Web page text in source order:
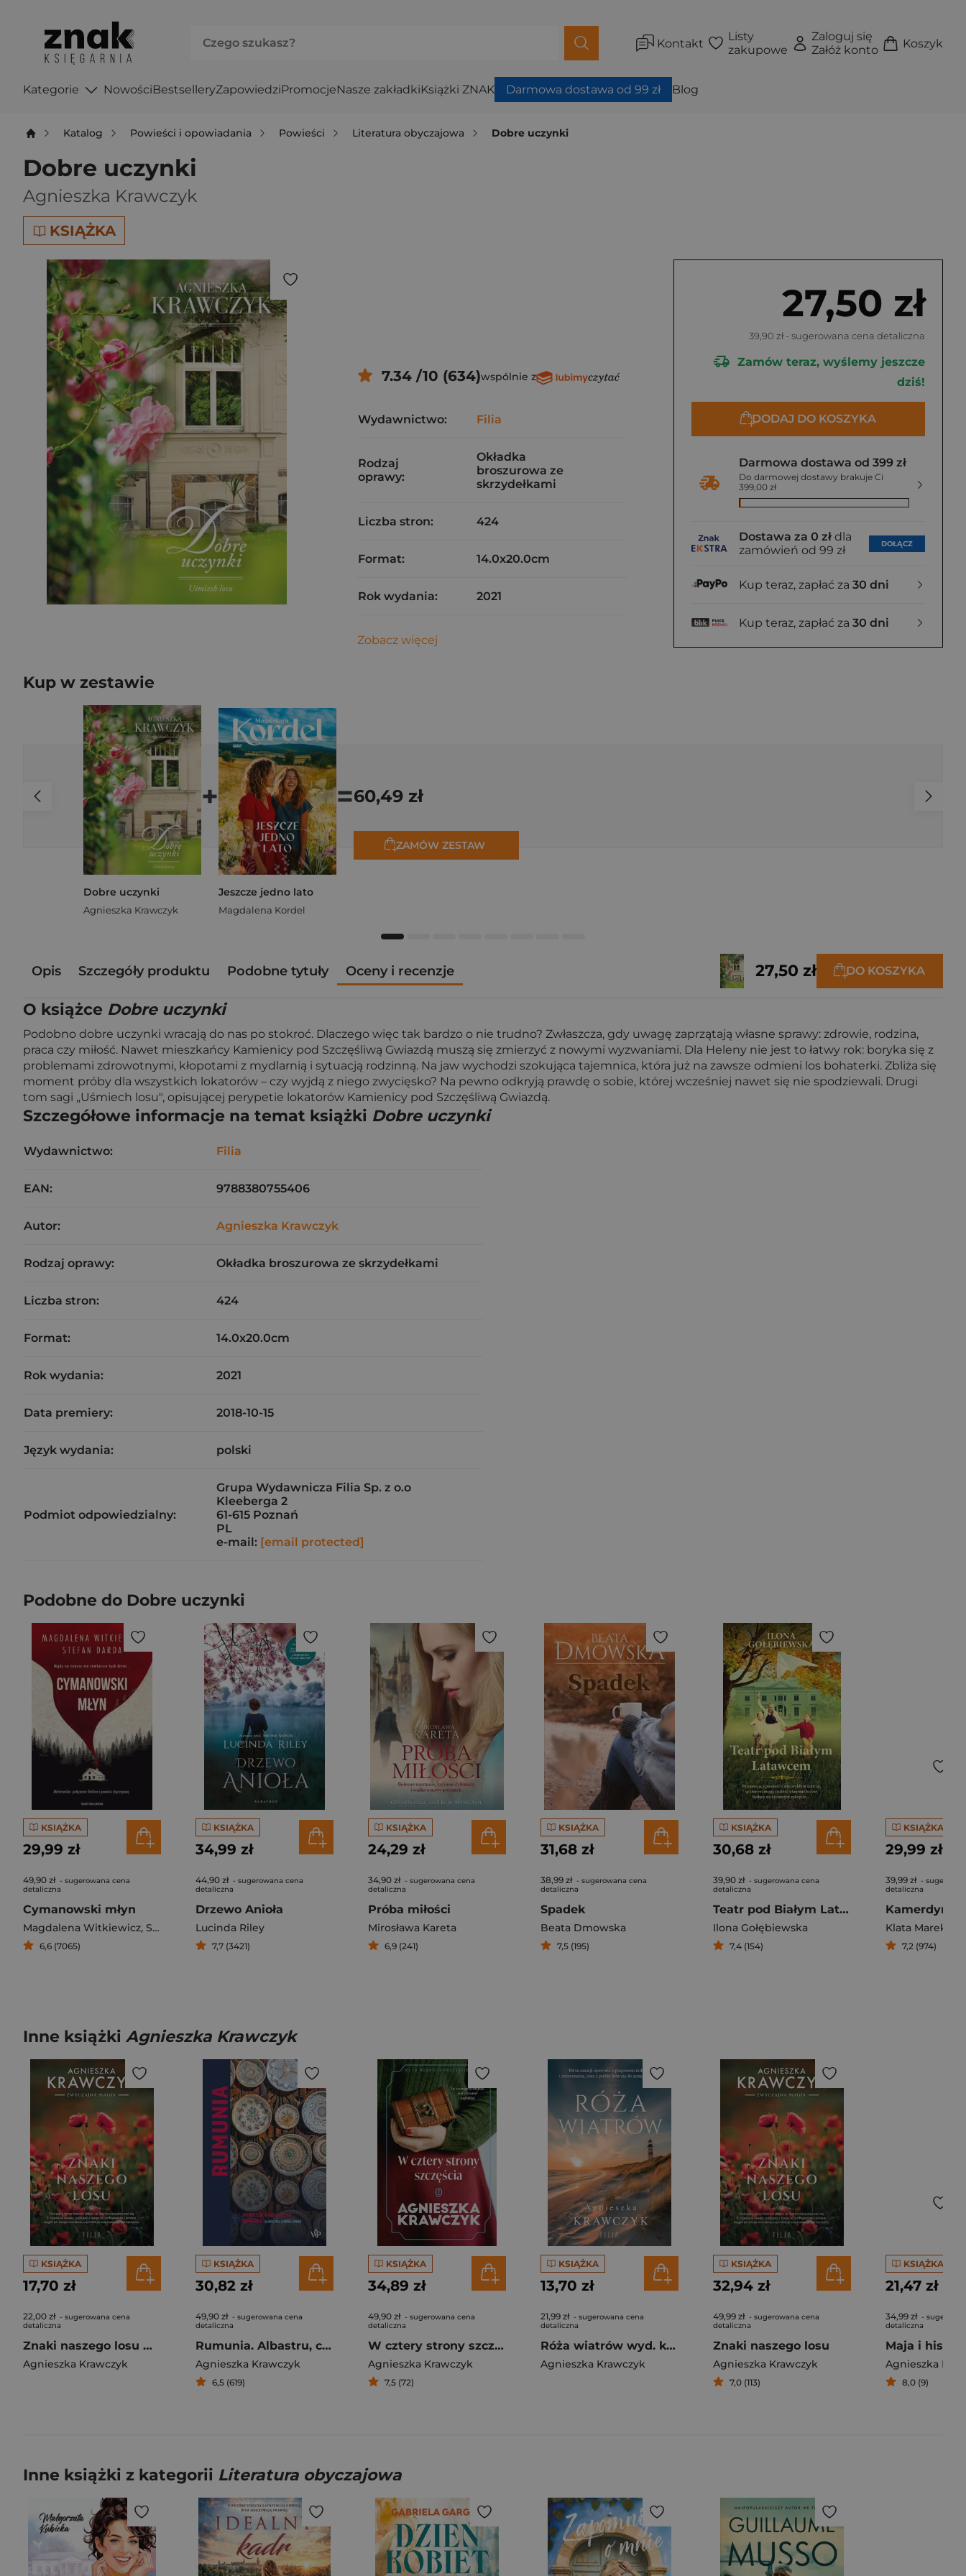
Kontakt
Listy
zakupowe
Zaloguj się
Załóż konto
Koszyk
Kategorie NowościBestselleryZapowiedziPromocjeNasze zakładkiKsiążki ZNAK Darmowa dostawa od 99 zł Blog
Katalog Powieści i opowiadania Powieści Literatura obyczajowa Dobre uczynki
Dobre uczynki
Agnieszka Krawczyk
KSIĄŻKA
27,50 zł
39,90 zł - sugerowana cena detaliczna
Zamów teraz, wyślemy jeszcze
dziś!
DODAJ DO KOSZYKA
Darmowa dostawa od 399 zł
Do darmowej dostawy brakuje Ci
399,00 zł
Dostawa za 0 zł dla
zamówień od 99 zł
DOŁĄCZ
Kup teraz, zapłać za 30 dni
Kup teraz, zapłać za 30 dni
7.34 /10 (634)wspólnie z
Wydawnictwo: Filia
Rodzaj
oprawy:
Okładka
broszurowa ze
skrzydełkami
Liczba stron: 424
Format: 14.0x20.0cm
Rok wydania: 2021
Zobacz więcej
Kup w zestawie
Dobre uczynki
Agnieszka Krawczyk
+
Jeszcze jedno lato
Magdalena Kordel
=60,49 zł
ZAMÓW ZESTAW
Opis Szczegóły produktu Podobne tytuły Oceny i recenzje 27,50 zł DO KOSZYKA
O książce Dobre uczynki
Podobno dobre uczynki wracają do nas po stokroć. Dlaczego więc tak bardzo o nie trudno? Zwłaszcza, gdy uwagę zaprzątają własne sprawy: zdrowie, rodzina,
praca czy miłość. Nawet mieszkańcy Kamienicy pod Szczęśliwą Gwiazdą muszą się zmierzyć z nowymi wyzwaniami. Dla Heleny nie jest to łatwy rok: boryka się z
problemami zdrowotnymi, kłopotami z mydlarnią i sytuacją rodzinną. Na jaw wychodzi szokująca tajemnica, która już na zawsze odmieni los bohaterki. Zbliża się
moment próby dla wszystkich lokatorów – czy wyjdą z niego zwycięsko? Na pewno odkryją prawdę o sobie, której wcześniej nawet się nie spodziewali. Drugi
tom sagi „Uśmiech losu", opisującej perypetie lokatorów Kamienicy pod Szczęśliwą Gwiazdą.
Szczegółowe informacje na temat książki Dobre uczynki
Wydawnictwo: Filia
EAN: 9788380755406
Autor: Agnieszka Krawczyk
Rodzaj oprawy: Okładka broszurowa ze skrzydełkami
Liczba stron: 424
Format: 14.0x20.0cm
Rok wydania: 2021
Data premiery: 2018-10-15
Język wydania: polski
Podmiot odpowiedzialny:
Grupa Wydawnicza Filia Sp. z o.o
Kleeberga 2
61-615 Poznań
PL
e-mail: [email protected]
Podobne do Dobre uczynki
KSIĄŻKA
29,99 zł
49,90 zł - sugerowana cena
detaliczna
Cymanowski młyn
Magdalena Witkiewicz, Stefan Darda
6,6 (7065)
KSIĄŻKA
34,99 zł
44,90 zł - sugerowana cena
detaliczna
Drzewo Anioła
Lucinda Riley
7,7 (3421)
KSIĄŻKA
24,29 zł
34,90 zł - sugerowana cena
detaliczna
Próba miłości
Mirosława Kareta
6,9 (241)
KSIĄŻKA
31,68 zł
38,99 zł - sugerowana cena
detaliczna
Spadek
Beata Dmowska
7,5 (195)
KSIĄŻKA
30,68 zł
39,90 zł - sugerowana cena
detaliczna
Teatr pod Białym Latawcem
Ilona Gołębiewska
7,4 (154)
KSIĄŻKA
29,99 zł
39,99 zł -
detaliczna
Kamerdyner
Klata Marek
7,2 (974)
Inne książki Agnieszka Krawczyk
KSIĄŻKA
17,70 zł
22,00 zł - sugerowana cena
detaliczna
Znaki naszego losu wyd. kieszonkowe
Agnieszka Krawczyk
KSIĄŻKA
30,82 zł
49,90 zł - sugerowana cena
detaliczna
Rumunia. Albastru, ciorba i wino
Agnieszka Krawczyk
6,5 (619)
KSIĄŻKA
34,89 zł
49,90 zł - sugerowana cena
detaliczna
W cztery strony szczęścia
Agnieszka Krawczyk
7,5 (72)
KSIĄŻKA
13,70 zł
21,99 zł - sugerowana cena
detaliczna
Róża wiatrów wyd. kieszonkowe
Agnieszka Krawczyk
KSIĄŻKA
32,94 zł
49,99 zł - sugerowana cena
detaliczna
Znaki naszego losu
Agnieszka Krawczyk
7,0 (113)
KSIĄŻKA
21,47 zł
34,99 zł -
detaliczna
Agnieszka
8,0 (9)
Inne książki z kategorii Literatura obyczajowa